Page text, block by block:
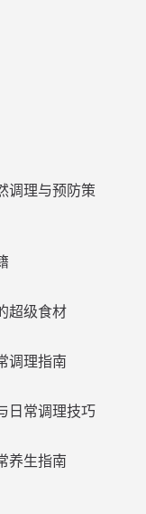
调理与预防策
超级食材
调理指南
日常调理技巧
养生指南